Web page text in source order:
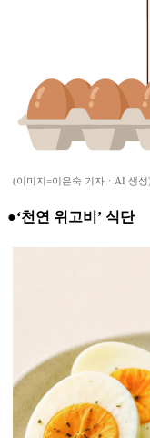
(이미지=이은숙 기자ㆍAI 생성
●‘천연 위고비’ 식단